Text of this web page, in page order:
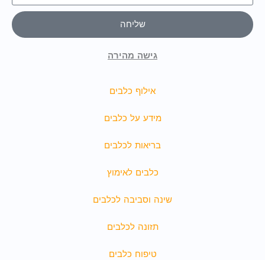
שליחה
גישה מהירה
אילוף כלבים
מידע על כלבים
בריאות לכלבים
כלבים לאימוץ
שינה וסביבה לכלבים
תזונה לכלבים
טיפוח כלבים